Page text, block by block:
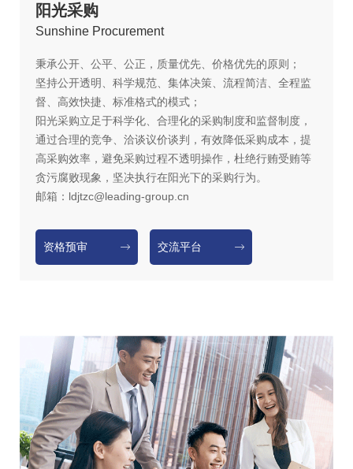
阳光采购
Sunshine Procurement
秉承公开、公平、公正，质量优先、价格优先的原则；
坚持公开透明、科学规范、集体决策、流程简洁、全程监
督、高效快捷、标准格式的模式；
阳光采购立足于科学化、合理化的采购制度和监督制度，
通过合理的竞争、洽谈议价谈判，有效降低采购成本，提
高采购效率，避免采购过程不透明操作，杜绝行贿受贿等
贪污腐败现象，坚决执行在阳光下的采购行为。
邮箱：ldjtzc@leading-group.cn
资格预审 交流平台